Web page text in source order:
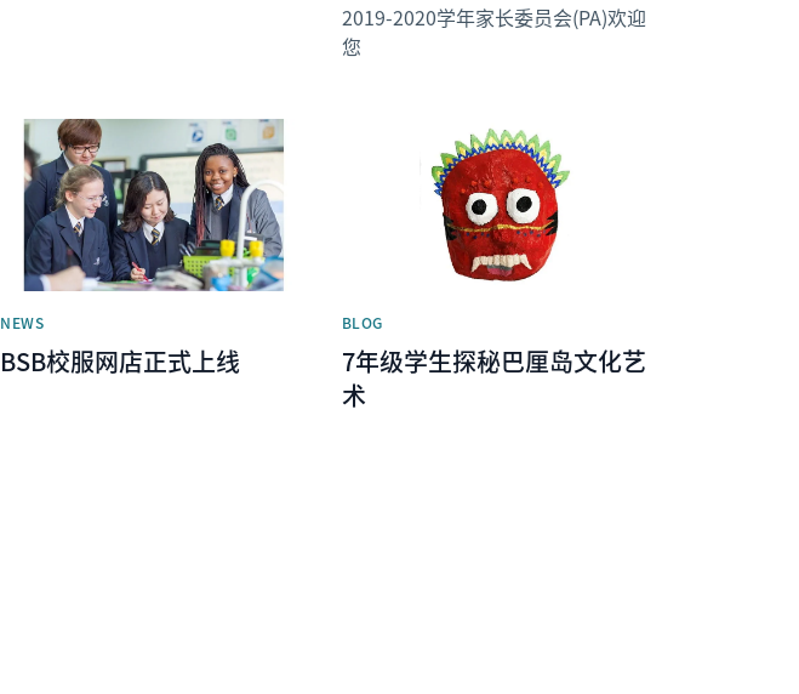
2019-2020学年家长委员会(PA)欢迎
您
News image
NEWS
BSB校服网店正式上线
BLOG
7年级学生探秘巴厘岛文化艺
术